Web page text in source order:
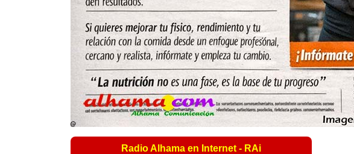
Radio Alhama en Internet - RAi